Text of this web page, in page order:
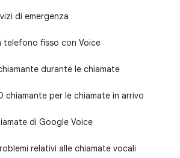
di emergenza
telefono fisso con Voice
durante le chiamate
chiamante per le chiamate in arrivo
di Google Voice
relativi alle chiamate vocali